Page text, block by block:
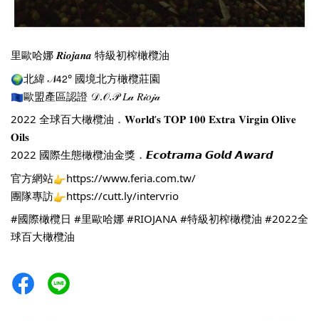
里歐哈娜 𝑹𝒊𝒐𝒋𝒂𝒏𝒂 特級初榨橄欖油
北緯 𝒩𝟦𝟤° 國境北方橄欖莊園
歐盟產區認證 𝒟.𝒪.𝒫 𝐿𝒶 𝑅𝒾𝑜𝒿𝒶
2022 全球百大橄欖油．𝐖𝐨𝐫𝐥𝐝’𝐬 𝐓𝐎𝐏 𝟏𝟎𝟎 𝐄𝐱𝐭𝐫𝐚 𝐕𝐢𝐫𝐠𝐢𝐧 𝐎𝐥𝐢𝐯𝐞
𝐎𝐢𝐥𝐬
2022 國際生態橄欖油金獎．𝙀𝙘𝙤𝙩𝙧𝙖𝙢𝙖 𝙂𝙤𝙡𝙙 𝘼𝙬𝙖𝙧𝙙
官方網站
https://www.feria.com.tw/
團隊專訪
https://cutt.ly/intervrio
#國際橄欖日 #里歐哈娜 #RIOJANA #特級初榨橄欖油 #2022全
球百大橄欖油